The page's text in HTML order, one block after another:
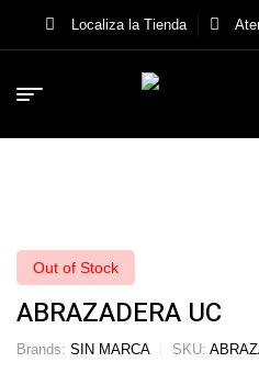
Localiza la Tienda
Out of Stock
ABRAZADERA UC
Brands: SIN MARCA SKU: